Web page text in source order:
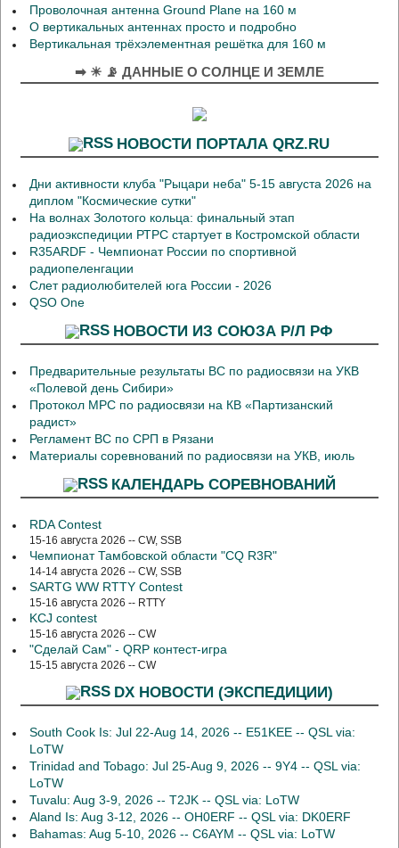
Проволочная антенна Ground Plane на 160 м
О вертикальных антеннах просто и подробно
Вертикальная трёхэлементная решётка для 160 м
➡ ☀ 📡 ДАННЫЕ О СОЛНЦЕ И ЗЕМЛЕ
НОВОСТИ ПОРТАЛА QRZ.RU
Дни активности клуба "Рыцари неба" 5-15 августа 2026 на
диплом "Космические сутки"
На волнах Золотого кольца: финальный этап
радиоэкспедиции РТРС стартует в Костромской области
R35ARDF - Чемпионат России по спортивной
радиопеленгации
Слет радиолюбителей юга России - 2026
QSO One
НОВОСТИ ИЗ СОЮЗА Р/Л РФ
Предварительные результаты ВС по радиосвязи на УКВ
«Полевой день Сибири»
Протокол МРС по радиосвязи на КВ «Партизанский
радист»
Регламент ВС по СРП в Рязани
Материалы соревнований по радиосвязи на УКВ, июль
КАЛЕНДАРЬ СОРЕВНОВАНИЙ
RDA Contest
15-16 августа 2026 -- CW, SSB
Чемпионат Тамбовской области "CQ R3R"
14-14 августа 2026 -- CW, SSB
SARTG WW RTTY Contest
15-16 августа 2026 -- RTTY
KCJ contest
15-16 августа 2026 -- CW
"Сделай Сам" - QRP контест-игра
15-15 августа 2026 -- CW
DX НОВОСТИ (ЭКСПЕДИЦИИ)
South Cook Is: Jul 22-Aug 14, 2026 -- E51KEE -- QSL via:
LoTW
Trinidad and Tobago: Jul 25-Aug 9, 2026 -- 9Y4 -- QSL via:
LoTW
Tuvalu: Aug 3-9, 2026 -- T2JK -- QSL via: LoTW
Aland Is: Aug 3-12, 2026 -- OH0ERF -- QSL via: DK0ERF
Bahamas: Aug 5-10, 2026 -- C6AYM -- QSL via: LoTW